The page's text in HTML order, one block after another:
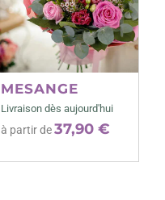
MESANGE
Livraison dès aujourd'hui
à partir de37,90 €